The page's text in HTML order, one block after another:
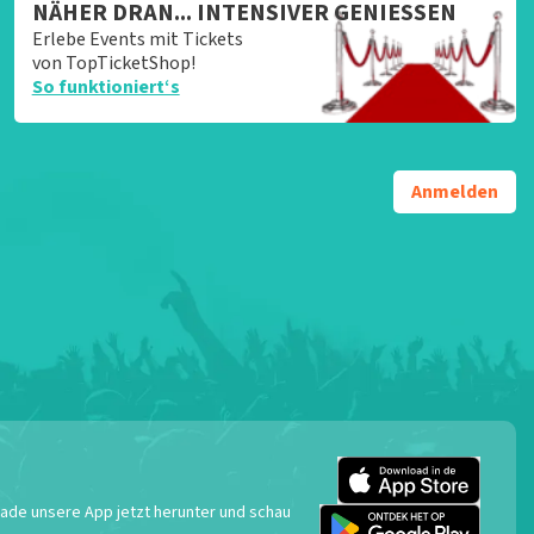
NÄHER DRAN... INTENSIVER GENIESSEN
Erlebe Events mit Tickets
von TopTicketShop!
So funktioniert‘s
Anmelden
unsere App jetzt herunter und schau